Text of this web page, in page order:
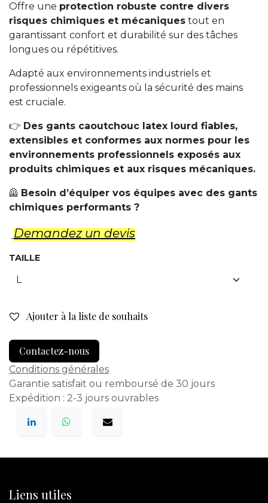
Offre une protection robuste contre divers
risques chimiques et mécaniques tout en
garantissant confort et durabilité sur des tâches
longues ou répétitives.
Adapté aux environnements industriels et
professionnels exigeants où la sécurité des mains
est cruciale.
👉 Des gants caoutchouc latex lourd fiables,
extensibles et conformes aux normes pour les
environnements professionnels exposés aux
produits chimiques et aux risques mécaniques.
🦺 Besoin d’équiper vos équipes avec des gants
chimiques performants ?
Demandez un d​evis
TAILLE
Ajouter à la liste de souhaits
Contactez-nous
Conditions générales
Garantie satisfait ou remboursé de 30 jours
Expédition : 2-3 jours ouvrables
Liens utiles